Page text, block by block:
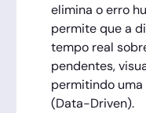
elimina o erro
permite que a
tempo real
pendentes,
permitindo
(Data-Driven).